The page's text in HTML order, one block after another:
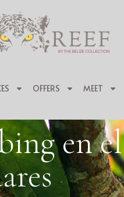
OFFERS MEET
en